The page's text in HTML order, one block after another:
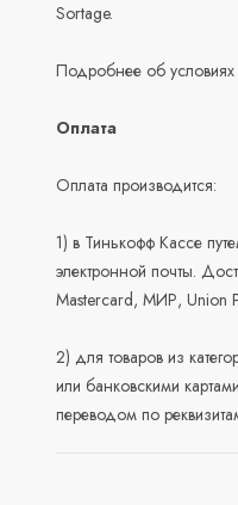
Sortage.
Подробнее об
Оплата
Оплата производится:
1) в Тинькофф Кассе
электронной почты.
Mastercard, МИР, Union
2) для товаров из
или банковскими
переводом по